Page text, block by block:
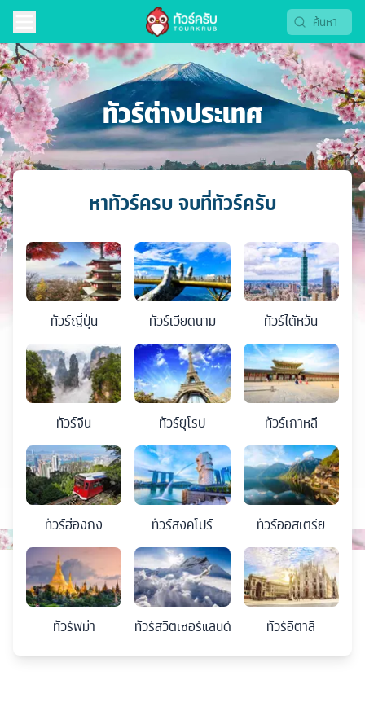
ทัวร์ต่างประเทศ
หาทัวร์ครบ จบที่ทัวร์ครับ
ทัวร์ญี่ปุ่น ทัวร์เวียดนาม ทัวร์ไต้หวัน
ทัวร์จีน ทัวร์ยุโรป ทัวร์เกาหลี
ทัวร์ฮ่องกง ทัวร์สิงคโปร์ ทัวร์ออสเตรีย
ทัวร์พม่า ทัวร์สวิตเซอร์แลนด์ ทัวร์อิตาลี